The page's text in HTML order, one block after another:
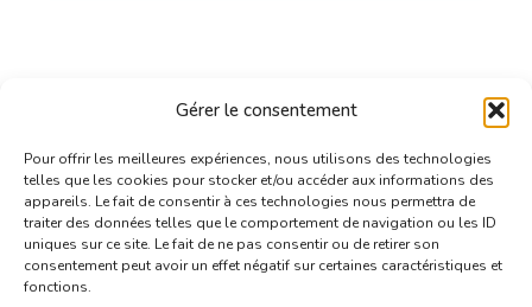
Gérer le consentement
Pour offrir les meilleures expériences, nous utilisons des technologies
telles que les cookies pour stocker et/ou accéder aux informations des
appareils. Le fait de consentir à ces technologies nous permettra de
traiter des données telles que le comportement de navigation ou les ID
uniques sur ce site. Le fait de ne pas consentir ou de retirer son
consentement peut avoir un effet négatif sur certaines caractéristiques et
fonctions.